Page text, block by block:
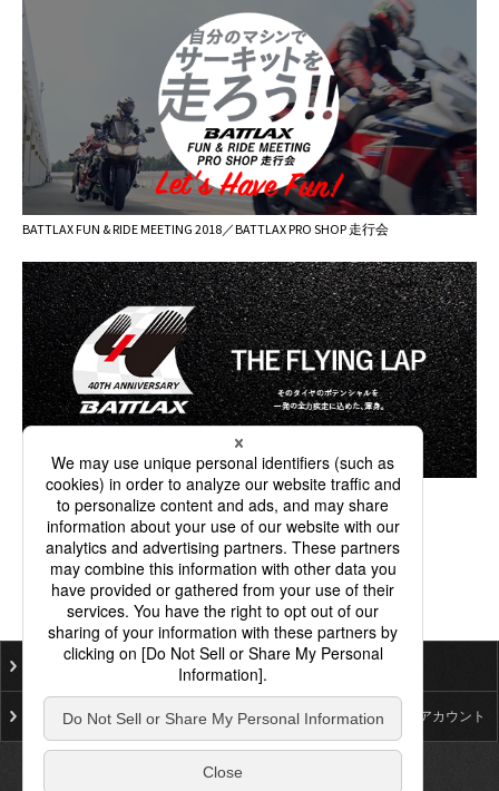
BATTLAX FUN & RIDE MEETING 2018／BATTLAX PRO SHOP 走行会
ご利用にあたって 個人情報保護基本方針
プライバシーポリシー ソーシャルメディア公式アカウント